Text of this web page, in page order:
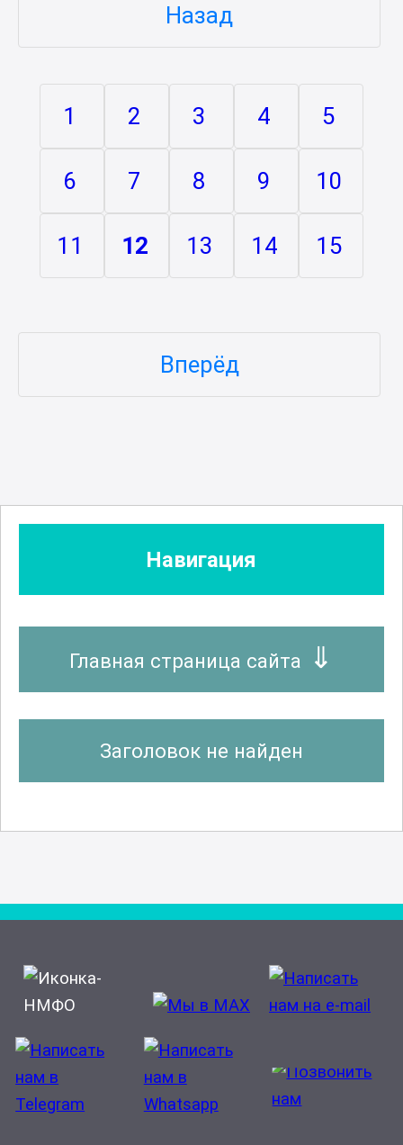
Назад
1 2 3 4 5
6 7 8 9 10
11 12 13 14 15
Вперёд
Навигация
Главная страница сайта
Заголовок не найден